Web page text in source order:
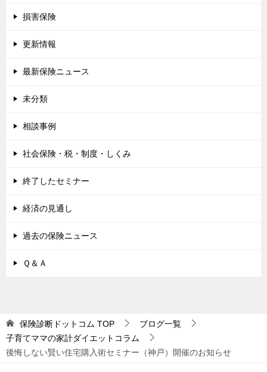
損害保険
更新情報
最新保険ニュース
未分類
相談事例
社会保険・税・制度・しくみ
終了したセミナー
経済の見通し
過去の保険ニュース
Ｑ＆Ａ
保険診断ドットコム TOP
ブログ一覧
子育てママの家計ダイエットコラム
後悔しない賢い住宅購入術セミナー（神戸）開催のお知らせ